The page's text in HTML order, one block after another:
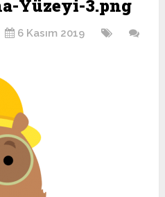
Yüzeyi-3.png
6 Kasım 2019